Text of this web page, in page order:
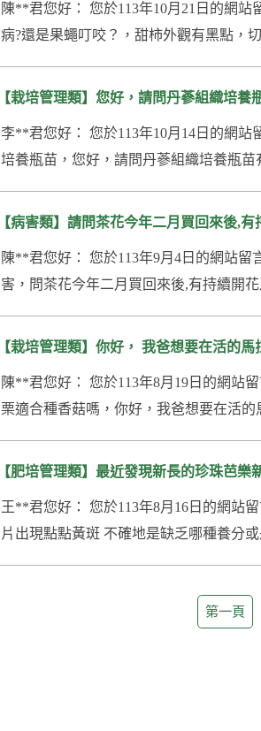
陳**君您好： 您於113年10月21日的網
病?還是果蠅叮咬？，甜柿外觀有黑點，
【栽培管理類】您好，請問丹蔘組織培
李**君您好： 您於113年10月14日的網站
培養瓶苗，您好，請問丹蔘組織培養瓶
【病害類】請問茶花今年二月買回來後,
陳**君您好： 您於113年9月4日的網站留
害，問茶花今年二月買回來後,有持續開
【栽培管理類】你好， 我爸想要在活的
陳**君您好： 您於113年8月19日的網站
栗適合種香菇嗎，你好，我爸想要在活
【肥培管理類】最近發現新長的珍珠芭
王**君您好： 您於113年8月16日的網站
片出現點點黃斑 不確地是缺乏哪種養分
第一頁